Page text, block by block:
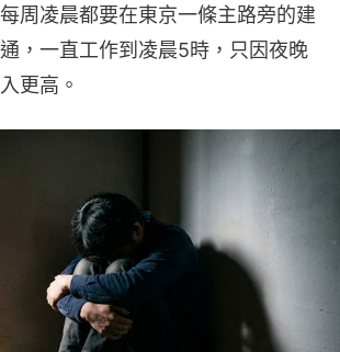
周凌晨都要在東京一條主路旁的建
，一直工作到凌晨5時，只因夜晚
更高。